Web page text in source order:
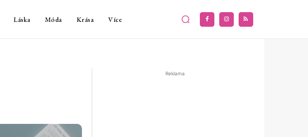
Láska Móda Krása Více
Reklama